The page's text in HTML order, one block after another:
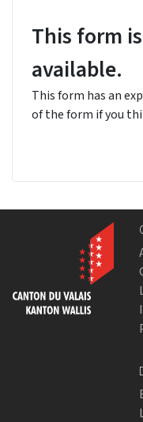
This form
available.
This form has an
of the form if you